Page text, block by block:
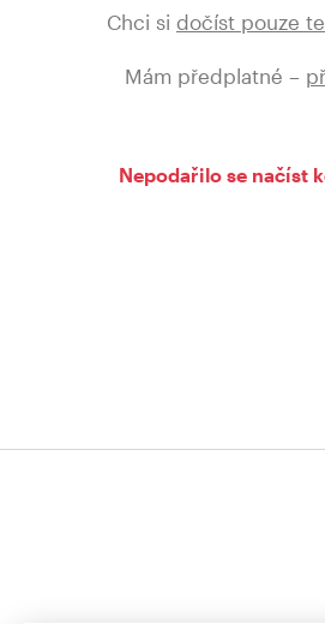
Chci si dočíst pouze
Mám předplatné –
Nepodařilo se načíst